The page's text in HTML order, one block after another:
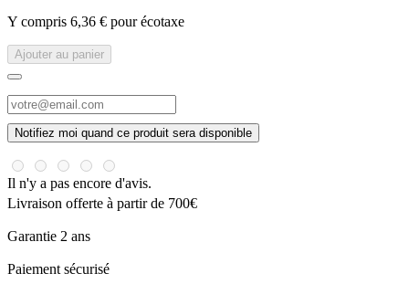
Y compris 6,36 € pour écotaxe
Ajouter au panier
Notifiez moi quand ce produit sera disponible
Il n'y a pas encore d'avis.
Livraison offerte à partir de 700€
Garantie 2 ans
Paiement sécurisé